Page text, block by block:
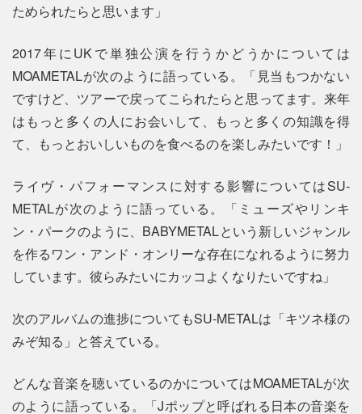
ためられたらと思います」
2017年にUKで単独公演を行うかどうかについては
MOAMETALが次のように語っている。「見当もつかない
ですけど、ツアーで戻ってこられたらと思ってます。来年
はもっと多くの人にお会いして、もっと多くの知識を得
て、もっとおいしいものを食べるのを楽しみたいです！」
ライヴ・パフォーマンスに対する影響についてはSU-
METALが次のように語っている。「ミューズやリンキ
ン・パークのように、BABYMETALという新しいジャンル
を作るワン・アンド・オンリーな存在になれるように努力
しています。彼らみたいにカッコよくなりたいですね」
次のアルバムの進捗についてもSU-METALは「キツネ様の
みぞ知る」と答えている。
どんな音楽を聴いているのかについてはMOAMETALが次
のように語っている。「Jポップと呼ばれる日本の音楽を